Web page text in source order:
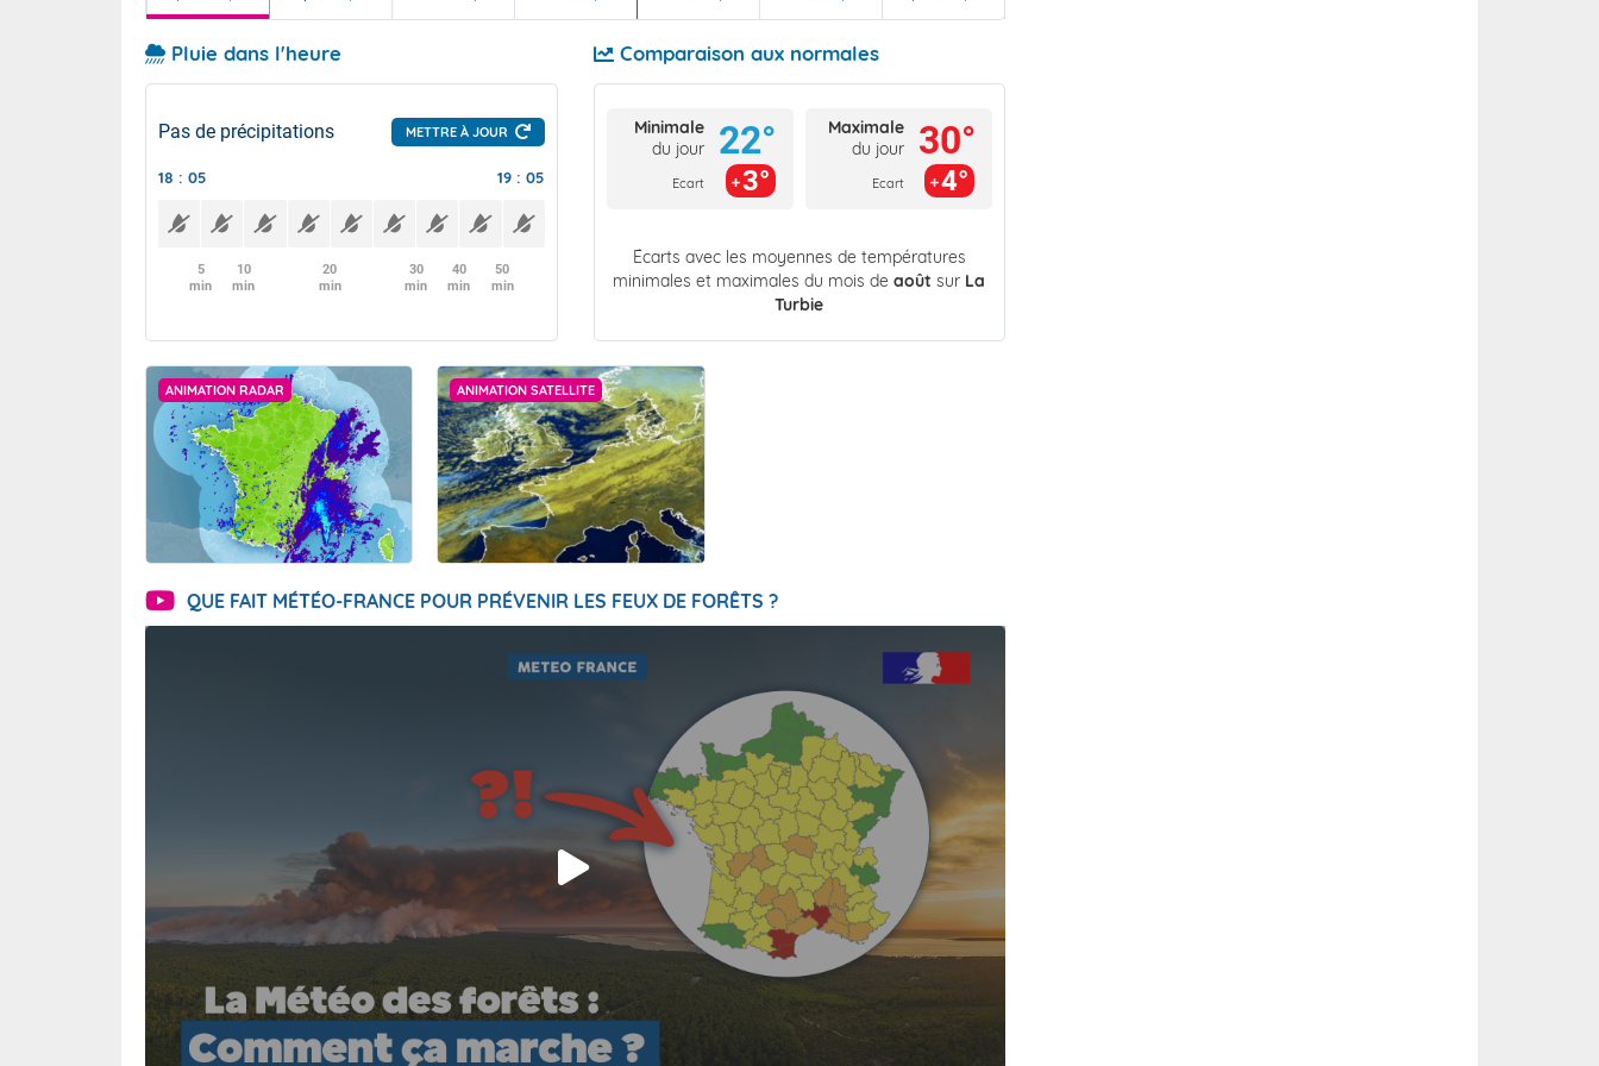
Pluie dans l'heure
Pas de précipitations METTRE À JOUR
18 : 05 19 : 05
5
min
10
min
20
min
30
min
40
min
50
min
Comparaison aux normales
Minimale
du jour
Ecart
22°
3°
Maximale
du jour
Ecart
30°
4°
Écarts avec les moyennes de températures
minimales et maximales du mois deaoût sur La
Turbie
ANIMATION RADAR ANIMATION SATELLITE
QUE FAIT MÉTÉO-FRANCE POUR PRÉVENIR LES FEUX DE FORÊTS ?